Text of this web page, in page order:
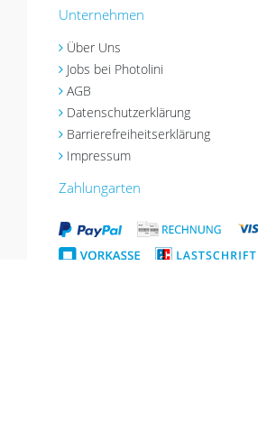
Unternehmen
Über Uns
Jobs bei Photolini
AGB
Datenschutzerklärung
Barrierefreiheitserklärung
Impressum
Zahlungarten